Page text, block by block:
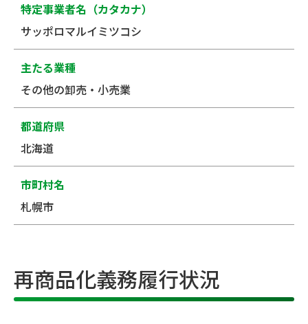
特定事業者名（カタカナ）
サッポロマルイミツコシ
主たる業種
その他の卸売・小売業
都道府県
北海道
市町村名
札幌市
再商品化義務履行状況